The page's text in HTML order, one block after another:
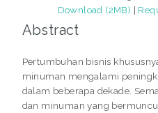
Download (2MB) |
Abstract
Pertumbuhan bisnis
minuman mengalami
dalam beberapa dekade.
dan minuman yang